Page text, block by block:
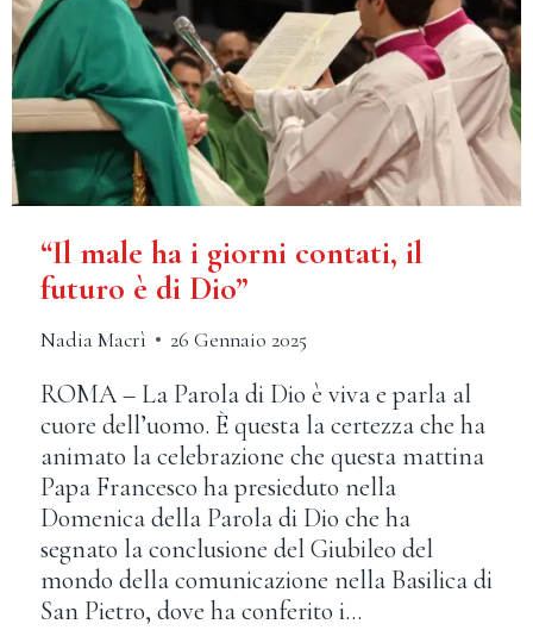
“Il male ha i giorni contati, il
futuro è di Dio”
Nadia Macrì 26 Gennaio 2025
ROMA – La Parola di Dio è viva e parla al
cuore dell’uomo. È questa la certezza che ha
animato la celebrazione che questa mattina
Papa Francesco ha presieduto nella
Domenica della Parola di Dio che ha
segnato la conclusione del Giubileo del
mondo della comunicazione nella Basilica di
San Pietro, dove ha conferito i…